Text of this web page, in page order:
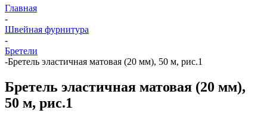
Главная
-
Швейная фурнитура
-
Бретели
-Бретель эластичная матовая (20 мм), 50 м, рис.1
Бретель эластичная матовая (20 мм),
50 м, рис.1